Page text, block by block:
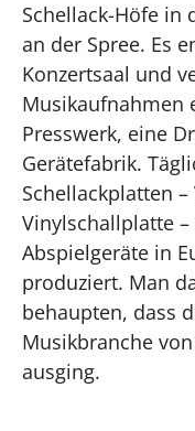
Schellack-Höfe in
an der Spree. Es
Konzertsaal und
Musikaufnahmen
Presswerk, eine
Gerätefabrik.
Schellackplatten
Vinylschallplatte –
Abspielgeräte in
produziert. Man
behaupten, dass
Musikbranche
ausging.